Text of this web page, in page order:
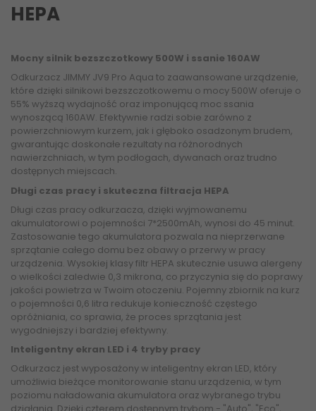
HEPA
Mocny silnik bezszczotkowy 500W i ssanie 160AW
Odkurzacz JIMMY JV9 Pro Aqua to zaawansowane urządzenie,
które dzięki silnikowi bezszczotkowemu o mocy 500W oferuje o
55% wyższą wydajność oraz imponującą moc ssania
wynoszącą 160AW. Efektywnie radzi sobie zarówno z
powierzchniowym kurzem, jak i głęboko osadzonym brudem,
gwarantując doskonałe rezultaty na różnorodnych
nawierzchniach, w tym podłogach, dywanach oraz trudno
dostępnych miejscach.
Długi czas pracy i skuteczna filtracja HEPA
Długi czas pracy odkurzacza, dzięki wyjmowanemu
akumulatorowi o pojemności 7*2500mAh, wynosi do 45 minut.
Zastosowanie tego akumulatora pozwala na nieprzerwane
sprzątanie całego domu bez obawy o przerwy w pracy
urządzenia. Wysokiej klasy filtr HEPA skutecznie usuwa alergeny
o wielkości zaledwie 0,3 mikrona, co przyczynia się do poprawy
jakości powietrza w Twoim otoczeniu. Pojemny zbiornik na kurz
o pojemności 0,6 litra redukuje konieczność częstego
opróżniania, co sprawia, że proces sprzątania jest
wygodniejszy i bardziej efektywny.
Inteligentny ekran LED i 4 tryby pracy
Odkurzacz jest wyposażony w inteligentny ekran LED, który
umożliwia bieżące monitorowanie stanu urządzenia, w tym
poziomu naładowania akumulatora oraz wybranego trybu